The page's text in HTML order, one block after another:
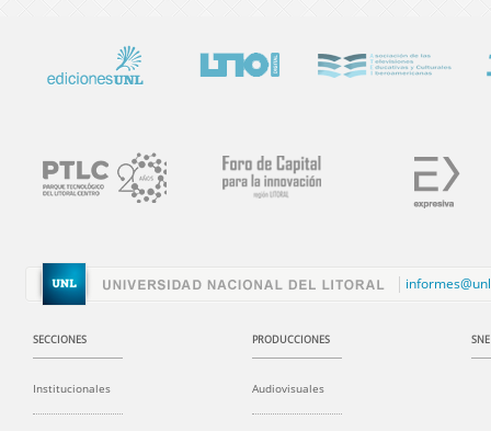
SECCIONES
Institucionales
PRODUCCIONES
Audiovisuales
SNE